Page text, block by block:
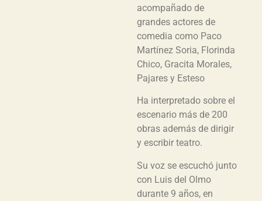
acompañado de
grandes actores de
comedia como Paco
Martínez Soria, Florinda
Chico, Gracita Morales,
Pajares y Esteso
Ha interpretado sobre el
escenario más de 200
obras además de dirigir
y escribir teatro.
Su voz se escuchó junto
con Luis del Olmo
durante 9 años, en